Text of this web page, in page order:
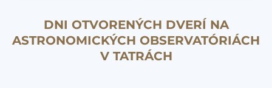
DNI OTVORENÝCH DVERÍ NA
ASTRONOMICKÝCH OBSERVATÓRIÁCH
V TATRÁCH